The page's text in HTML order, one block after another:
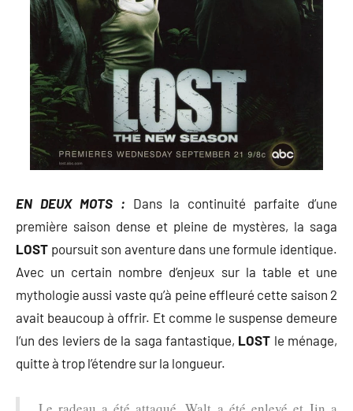
EN DEUX MOTS : Dans la continuité parfaite d’une
première saison dense et pleine de mystères, la saga
LOST poursuit son aventure dans une formule identique.
Avec un certain nombre d’enjeux sur la table et une
mythologie aussi vaste qu’à peine effleuré cette saison 2
avait beaucoup à offrir. Et comme le suspense demeure
l’un des leviers de la saga fantastique, LOST le ménage,
quitte à trop l’étendre sur la longueur.